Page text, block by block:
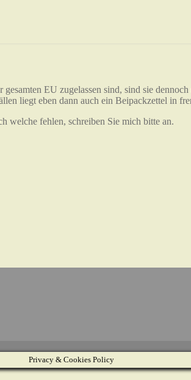
EU zugelassen sind, sind sie
liegt eben dann auch ein Beipackzettel in
welche fehlen, schreiben Sie mich bitte an.
Privacy & Cookies Policy